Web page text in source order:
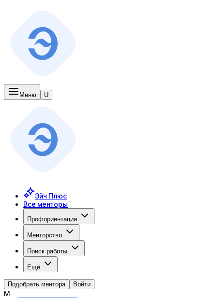
Меню U
Эйч Плюс
Все менторы
Профориентация
Менторство
Поиск работы
Ещё
Подобрать ментора Войти
М